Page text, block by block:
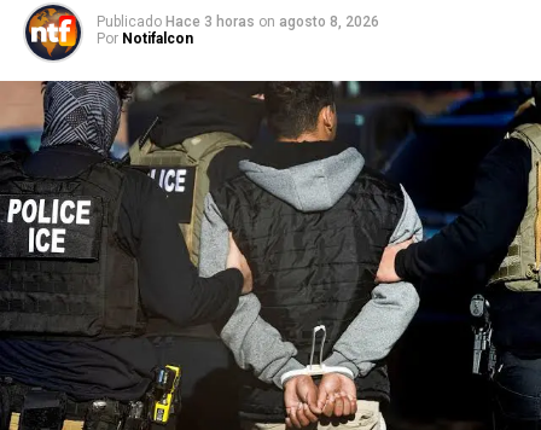
Publicado Hace 3 horas on agosto 8, 2026
Por Notifalcon